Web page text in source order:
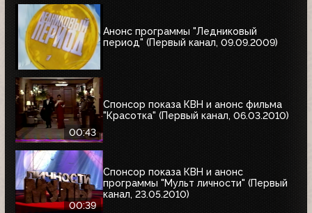
Анонс программы "Ледниковый
период" (Первый канал, 09.09.2009)
00:43
Спонсор показа КВН и анонс фильма
"Красотка" (Первый канал, 06.03.2010)
00:39
Спонсор показа КВН и анонс
программы "Мульт личности" (Первый
канал, 23.05.2010)